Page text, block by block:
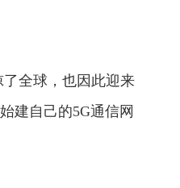
全球，也因此迎来
建自己的5G通信网